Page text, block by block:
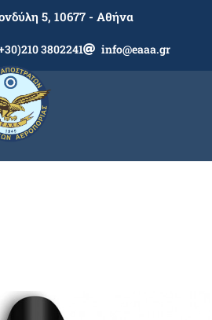
5, 10677 - Αθήνα
3802241 info@eaaa.gr